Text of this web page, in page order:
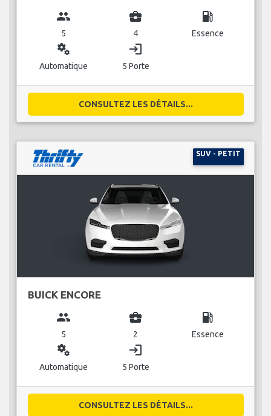
group
5
business_center
4
local_gas_station
Essence
miscellaneous_services
Automatique
login
5 Porte
CONSULTEZ LES DÉTAILS...
SUV - PETIT
BUICK ENCORE
group
5
business_center
2
local_gas_station
Essence
miscellaneous_services
Automatique
login
5 Porte
CONSULTEZ LES DÉTAILS...